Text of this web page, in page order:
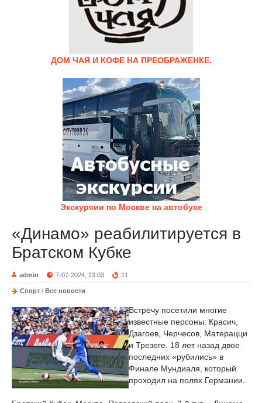
ДОМ ЧАЯ И КОФЕ НА ПРЕОБРАЖЕНКЕ.
Экскурсии по Москве на автобусе
«Динамо» реабилитируется в
Братском Кубке
admin 7-07-2024, 23:03 11
Спорт / Все новости
Встречу посетили многие
известные персоны: Красич,
Дзагоев, Черчесов, Матерацци
и Трезеге. 18 лет назад двое
последних «рубились» в
Финале Мундиаля, который
проходил на полях Германии.